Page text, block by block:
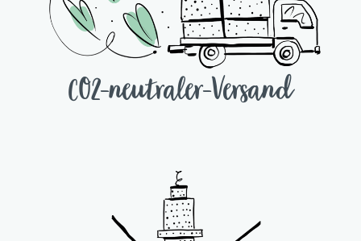
CO2-neutraler-Versand